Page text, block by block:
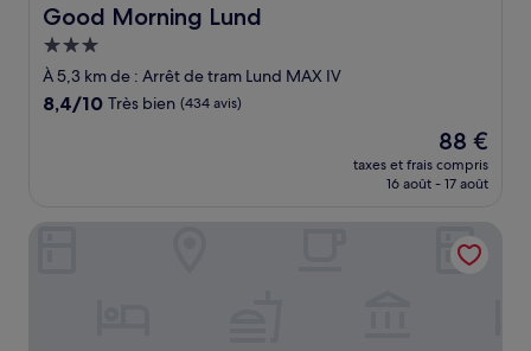
Good Morning Lund
Good Morning Lund
Hébergement
3.0 étoiles
À 5,3 km de : Arrêt de tram Lund MAX IV
8.4
8,4/10 Très bien (434 avis)
Le
nouveau
prix
de
88 €
88 €
taxes et frais compris
16 août - 17 août